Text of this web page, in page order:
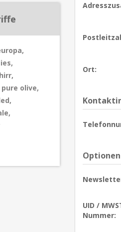
,
,
,
pure olive,
,
,
Ort:
Optionen
UID /
Nummer: